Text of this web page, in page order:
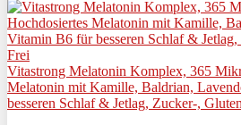
Vitastrong Melatonin Komplex, 365
Melatonin mit Kamille, Baldrian,
besseren Schlaf & Jetlag, Zucker-,